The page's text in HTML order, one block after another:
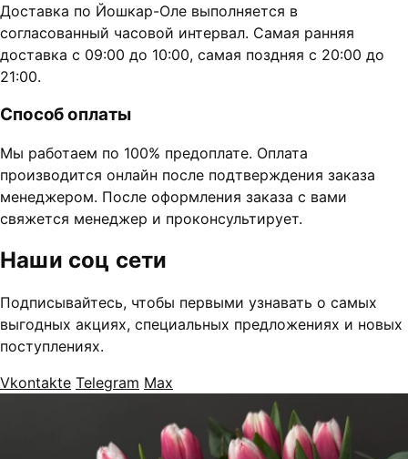
Доставка по Йошкар-Оле выполняется в
согласованный часовой интервал. Самая ранняя
доставка с 09:00 до 10:00, самая поздняя с 20:00 до
21:00.
Способ оплаты
Мы работаем по 100% предоплате. Оплата
производится онлайн после подтверждения заказа
менеджером. После оформления заказа с вами
свяжется менеджер и проконсультирует.
Наши соц сети
Подписывайтесь, чтобы первыми узнавать о самых
выгодных акциях, специальных предложениях и новых
поступлениях.
Vkontakte Telegram Max